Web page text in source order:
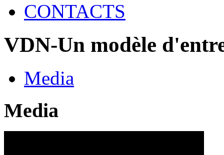
CONTACTS
VDN-Un modèle
Media
Media